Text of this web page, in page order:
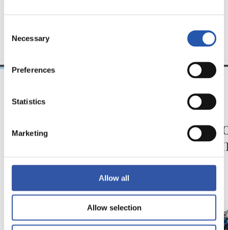
Selection
Necessary
Preferences
Statistics
Marketing
Allow all
Allow selection
30/11/2025
« Dure défaite »
14/07/2025
Le
D2